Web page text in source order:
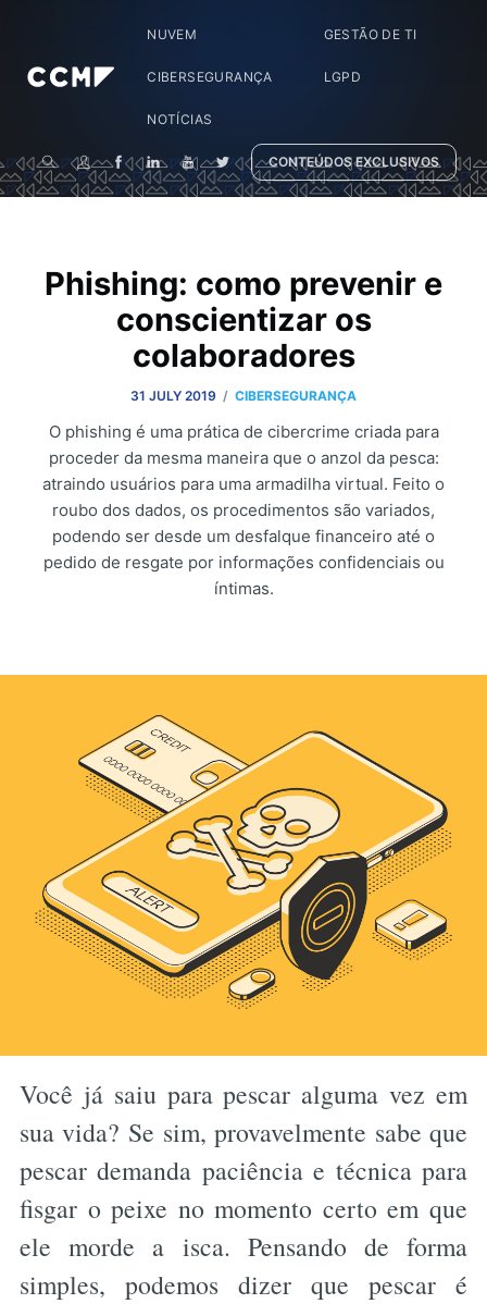
NUVEM GESTÃO DE TI
CIBERSEGURANÇA LGPD
NOTÍCIAS
CONTEÚDOS EXCLUSIVOS
Phishing: como prevenir e
conscientizar os
colaboradores
31 JULY 2019 / CIBERSEGURANÇA
O phishing é uma prática de cibercrime criada para
proceder da mesma maneira que o anzol da pesca:
atraindo usuários para uma armadilha virtual. Feito o
roubo dos dados, os procedimentos são variados,
podendo ser desde um desfalque financeiro até o
pedido de resgate por informações confidenciais ou
íntimas.
Você já saiu para pescar alguma vez em
sua vida? Se sim, provavelmente sabe que
pescar demanda paciência e técnica para
fisgar o peixe no momento certo em que
ele morde a isca. Pensando de forma
simples, podemos dizer que pescar é